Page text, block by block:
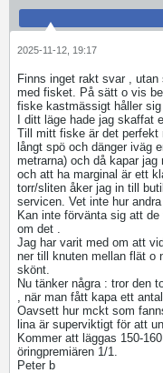
2025-11-12, 19:17
Finns inget rakt svar ,
med fisket. På sätt o vis
fiske kastmässigt håller
I ditt läge hade jag skaffat
Till mitt fiske är det perfekt
långt spö och dänger iväg
metrarna) och då kapar
och att ha marginal är ett
torr/sliten åker jag in till
servicen. Vet inte hur
Kan inte förvänta sig att
om det .
Jag har varit med om att
ner till knuten mellan flät o
skönt.
Nu tänker några : tror den
, när man fått kapa ett
Oavsett hur mckt som
lina är superviktigt för att
Kommer att läggas 150-
öringpremiären 1/1.
Peter b